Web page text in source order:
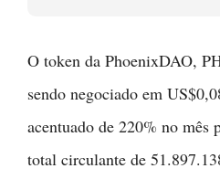
O token da PhoenixDAO,
sendo negociado em
acentuado de 220% no mês
total circulante de